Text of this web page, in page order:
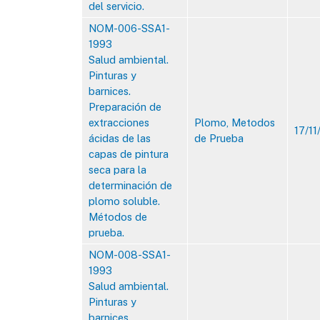
del servicio.
NOM-006-SSA1-
1993
Salud ambiental.
Pinturas y
barnices.
Preparación de
extracciones
ácidas de las
capas de pintura
seca para la
determinación de
plomo soluble.
Métodos de
prueba.
Plomo, Metodos
de Prueba
17/
NOM-008-SSA1-
1993
Salud ambiental.
Pinturas y
barnices.